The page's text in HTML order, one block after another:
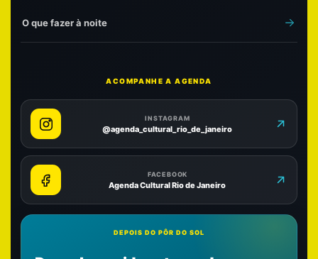
O que fazer à noite
ACOMPANHE A AGENDA
INSTAGRAM
@agenda_cultural_rio_de_janeiro
FACEBOOK
Agenda Cultural Rio de Janeiro
DEPOIS DO PÔR DO SOL